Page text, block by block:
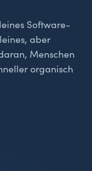
Software-
aber
Menschen
organisch